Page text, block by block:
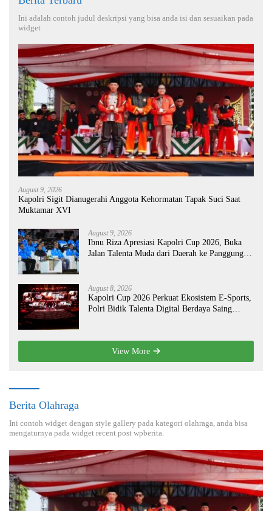
Ini adalah contoh judul deskripsi yang bisa anda isi dan sesuaikan pada
widget
August 9, 2026
Kapolri Sigit Dianugerahi Anggota Kehormatan Tapak Suci Saat
Muktamar XVI
August 9, 2026
Ibnu Riza Apresiasi Kapolri Cup 2026, Buka
Jalan Talenta Muda dari Daerah ke Panggung
August 8, 2026
Kapolri Cup 2026 Perkuat Ekosistem E-Sports,
Polri Bidik Talenta Digital Berdaya Saing
View More
Berita Olahraga
Ini contoh widget dengan style gallery pada kategori olahraga, anda bisa
mengaturnya pada widget recent post wpberita.